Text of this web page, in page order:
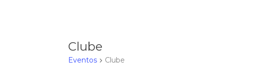
Clube
Eventos Clube